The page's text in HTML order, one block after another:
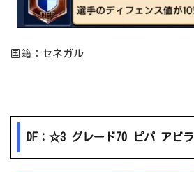
国籍：セネガル
DF：☆3 グレード70 ピパ アビラ